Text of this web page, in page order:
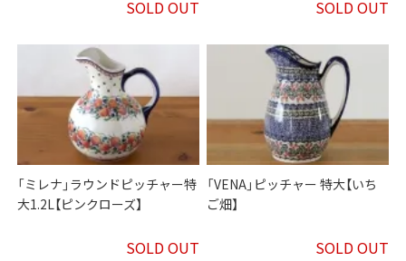
SOLD OUT SOLD OUT
「ミレナ」ラウンドピッチャー特
大1.2L【ピンクローズ】
SOLD OUT
「VENA」ピッチャー 特大【いち
ご畑】
SOLD OUT